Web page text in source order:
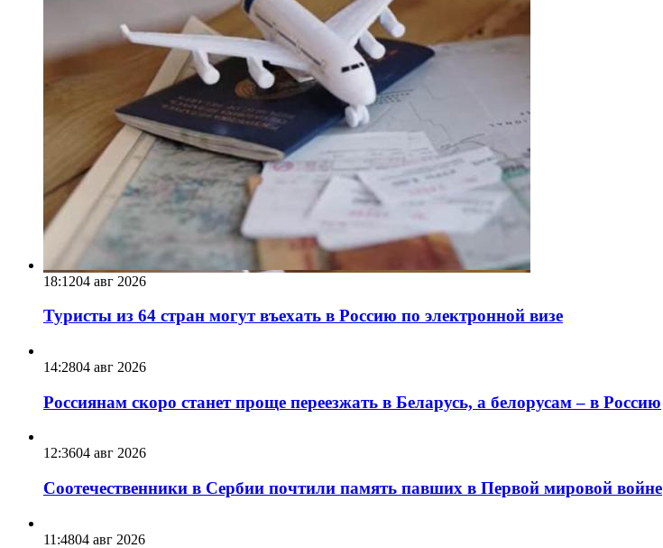
18:1204 авг 2026
Туристы из 64 стран могут въехать в Россию по электронной визе
14:2804 авг 2026
Россиянам скоро станет проще переезжать в Беларусь, а белорусам – в Россию
12:3604 авг 2026
Соотечественники в Сербии почтили память павших в Первой мировой войне
11:4804 авг 2026